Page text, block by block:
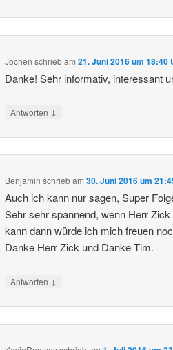
Jochen schriebam21. Juni 2016 um 18:40
Danke! Sehr informativ, interessant
Antworten ↓
Benjamin schriebam30. Juni 2016 um
Auch ich kann nur sagen, Super
Sehr sehr spannend, wenn Herr
kann dann würde ich mich freuen
Danke Herr Zick und Danke Tim.
Antworten ↓